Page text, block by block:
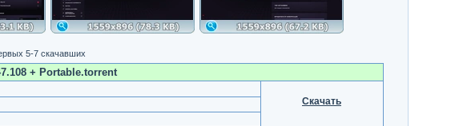
5-7 скачавших
+ Portable.torrent
Скачать